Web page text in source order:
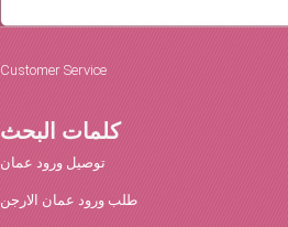
Customer Service
كلمات البحث
توصيل ورود عمان
طلب ورود عمان الارجن